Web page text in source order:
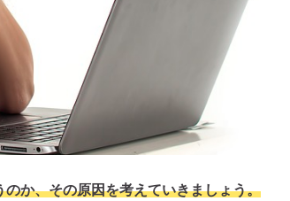
か、その原因を考えていきましょう。